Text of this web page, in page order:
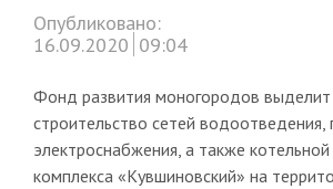
Опубликовано:
16.09.2020 09:04
Фонд развития моногородов выделит
строительство сетей водоотведения,
электроснабжения, а также
комплекса «Кувшиновский» на